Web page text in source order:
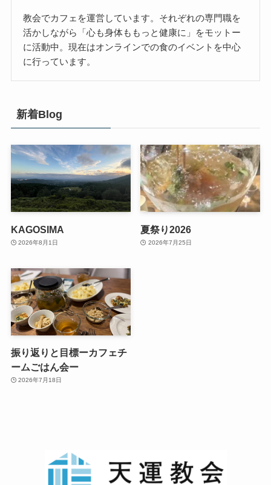
教会でカフェを運営しています。それぞれの専門職を
活かしながら「心も身体ももっと健康に」をモットー
に活動中。現在はオンラインでの食のイベントを中心
に行っています。
新着Blog
KAGOSIMA
2026年8月1日
夏祭り2026
2026年7月25日
振り返りと目標ーカフェチ
ームごはん会ー
2026年7月18日